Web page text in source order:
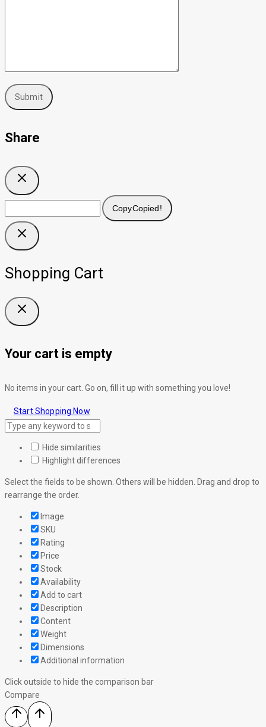
Share
CopyCopied!
Shopping Cart
Your cart is empty
No items in your cart. Go on, fill it up with something you love!
Start Shopping Now
Hide similarities
Highlight differences
Select the fields to be shown. Others will be hidden. Drag and drop to
rearrange the order.
Image
SKU
Rating
Price
Stock
Availability
Add to cart
Description
Content
Weight
Dimensions
Additional information
Click outside to hide the comparison bar
Compare